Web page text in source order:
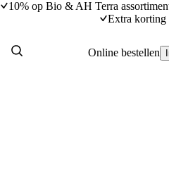
10% op Bio & AH Terra
Extra korting
Online bestellen